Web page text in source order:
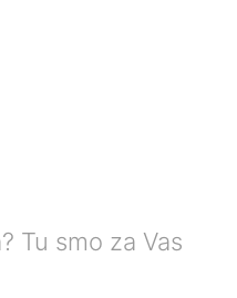
Tu smo za Vas